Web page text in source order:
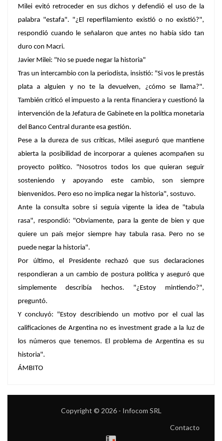
Milei evitó retroceder en sus dichos y defendió el uso de la
palabra "estafa". "¿ El reperfilamiento existió o no existió?",
respondió cuando le señalaron que antes no había sido tan
duro con Macri.
Javier Milei: "No se puede negar la historia"
Tras un intercambio con la periodista, insistió: "Si vos le prestás
plata a alguien y no te la devuelven, ¿cómo se llama?".
También criticó el impuesto a la renta financiera y cuestionó la
intervención de la Jefatura de Gabinete en la política monetaria
del Banco Central durante esa gestión.
Pese a la dureza de sus críticas, Milei aseguró que mantiene
abierta la posibilidad de incorporar a quienes acompañen su
proyecto político. "Nosotros todos los que quieran seguir
sosteniendo y apoyando este cambio, son siempre
bienvenidos. Pero eso no implica negar la historia", sostuvo.
Ante la consulta sobre si seguía vigente la idea de "tabula
rasa", respondió: "Obviamente, para la gente de bien y que
quiere un país mejor siempre hay tabula rasa. Pero no se
puede negar la historia".
Por último, el Presidente rechazó que sus declaraciones
respondieran a un cambio de postura política y aseguró que
simplemente describía hechos. "¿Estoy mintiendo?",
preguntó.
Y concluyó: "Estoy describiendo un motivo por el cual las
calificaciones de Argentina no es investment grade a la luz de
los números que tenemos. El problema de Argentina es su
historia".
ÁMBITO
Copyright © 2026 - Infocom SRL
Contacto